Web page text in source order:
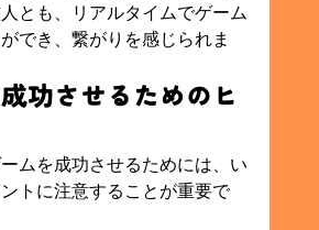
とも、リアルタイムでゲーム
でき、繋がりを感じられま
功させるためのヒ
ムを成功させるためには、い
トに注意することが重要で